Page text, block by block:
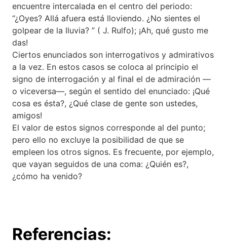
encuentre intercalada en el centro del periodo:
“¿Oyes? Allá afuera está lloviendo. ¿No sientes el
golpear de la lluvia? ” ( J. Rulfo); ¡Ah, qué gusto me
das!
Ciertos enunciados son interrogativos y admirativos
a la vez. En estos casos se coloca al principio el
signo de interrogación y al final el de admiración —
o viceversa—, según el sentido del enunciado: ¡Qué
cosa es ésta?, ¿Qué clase de gente son ustedes,
amigos!
El valor de estos signos corresponde al del punto;
pero ello no excluye la posibilidad de que se
empleen los otros signos. Es frecuente, por ejemplo,
que vayan seguidos de una coma: ¿Quién es?,
¿cómo ha venido?
Referencias: